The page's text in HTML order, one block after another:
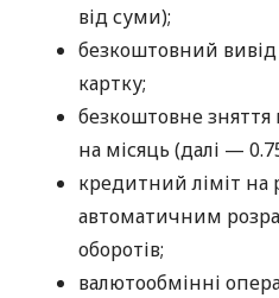
від суми);
безкоштовний
картку;
безкоштовне зняття
на місяць (далі —
кредитний ліміт на
автоматичним
оборотів;
валютообмінні